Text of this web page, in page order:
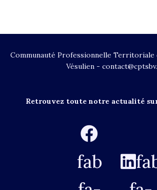
Communauté Professionnelle Territoriale
Vésulien -
Retrouvez toute notre actualité
fab